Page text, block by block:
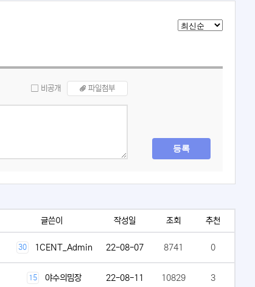
비공개 파일첨부
등록
글쓴이 작성일 조회 추천
30 1CENT_Admin 22-08-07 8741 0
15 야수의밈장 22-08-11 10829 3